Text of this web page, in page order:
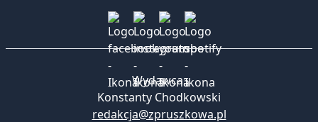
Wydawca:
Konstanty Chodkowski
redakcja@zpruszkowa.pl